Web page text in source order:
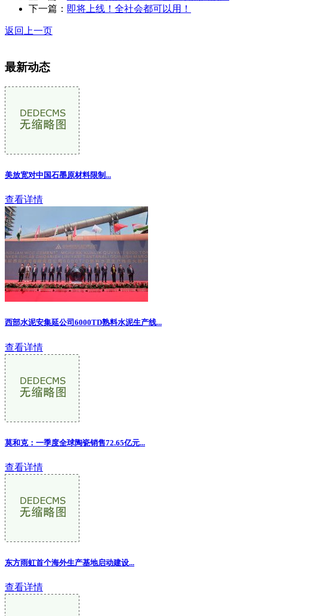
下一篇： 即将上线！全社会都可以用！
返回上一页
最新动态
美放宽对中国石墨原材料限制 ...
查看详情
西部水泥安集延公司6000TD熟料水泥生产线...
查看详情
莫和克：一季度全球陶瓷销售72.65亿元...
查看详情
东方雨虹首个海外生产基地启动建设...
查看详情